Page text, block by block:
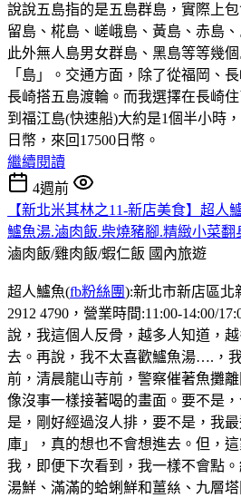
說說五島指的是五島群島，實際上
留島、椛島、嵯峨島、黃島、赤島
此外無人島男女群島、黑島等等幾
「島」。交通方面，除了從福岡、
長崎搭五島渡輪。而我選擇在長崎
到福江島(快速船)大約是1個半小時
日幣，來回17500日幣。
繼續閱讀
4週前
【新北米其林之11-新店美食】超人
鱸魚湯.滷肉飯.柴燒豬腳.精緻小菜翻
滷肉飯/雞肉飯/蝦仁飯 國內旅遊
超人鱸魚(fb粉絲團):新北市新店區北
2912 4790，營業時間:11:00-14:00/
說，我這個人反骨，越多人知道，
去。再說，我不太喜歡鱸魚湯….，
前，清晨龍山寺前，警察催著魚攤
像沒事一樣接著喝的畫面。要不是
是，剛好經過沒人排，要不是，我
庫」，真的想也不會想進去。但，
我，即便下次看到，我一樣不會點
湯鮮、滿滿的蛤蜊鮮和薑𢇃、九層